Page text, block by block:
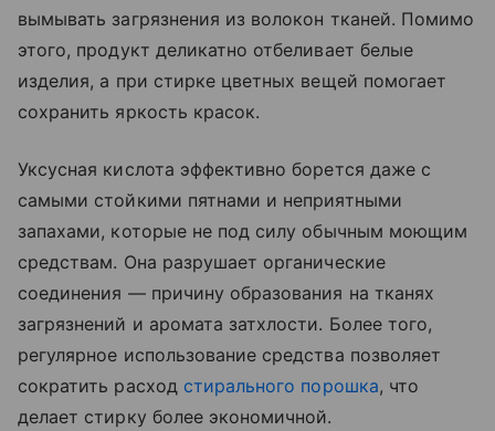
вымывать загрязнения из волокон тканей. Помимо
этого, продукт деликатно отбеливает белые
изделия, а при стирке цветных вещей помогает
сохранить яркость красок.
Уксусная кислота эффективно борется даже с
самыми стойкими пятнами и неприятными
запахами, которые не под силу обычным моющим
средствам. Она разрушает органические
соединения — причину образования на тканях
загрязнений и аромата затхлости. Более того,
регулярное использование средства позволяет
сократить расход стирального порошка, что
делает стирку более экономичной.